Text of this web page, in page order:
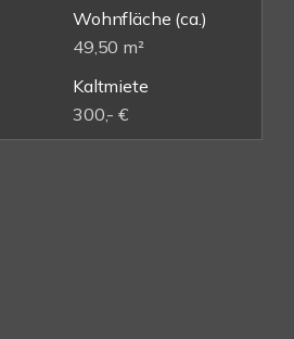
Wohnfläche (ca.)
49,50 m²
Kaltmiete
300,- €